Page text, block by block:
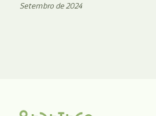
Setembro de 2024